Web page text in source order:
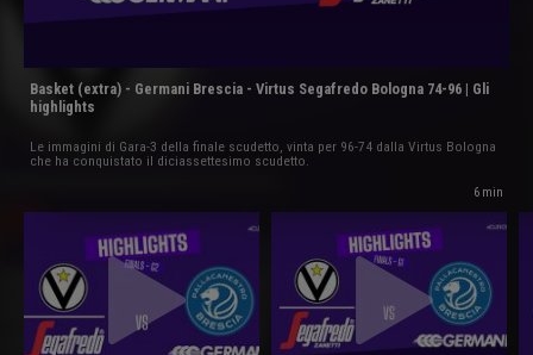
Basket (extra) - Germani Brescia - Virtus Segafredo Bologna 74-96 | Gli
highlights
Le immagini di Gara-3 della finale scudetto, vinta per 96-74 dalla Virtus Bologna
che ha conquistato il diciassettesimo scudetto.
6 min